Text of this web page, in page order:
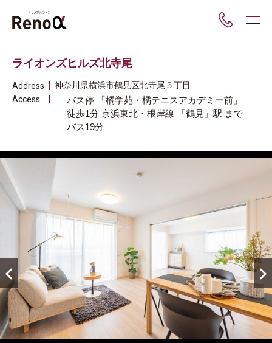
ライオンズヒルズ北寺尾
Address 神奈川県横浜市鶴見区北寺尾５丁目
Access
バス停 「橘学苑・橘テニスアカデミー前」
徒歩1分 京浜東北・根岸線 「鶴見」駅 まで
バス19分